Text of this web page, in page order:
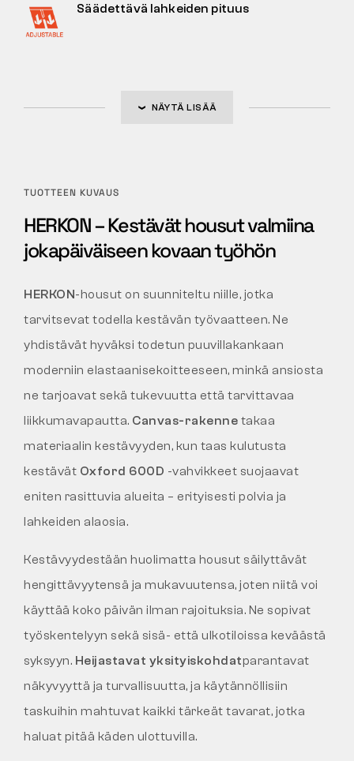
Säädettävä lahkeiden pituus
NÄYTÄ LISÄÄ
TUOTTEEN KUVAUS
HERKON – Kestävät housut valmiina
jokapäiväiseen kovaan työhön
HERKON-housut on suunniteltu niille, jotka
tarvitsevat todella kestävän työvaatteen. Ne
yhdistävät hyväksi todetun puuvillakankaan
moderniin elastaanisekoitteeseen, minkä ansiosta
ne tarjoavat sekä tukevuutta että tarvittavaa
liikkumavapautta. Canvas-rakenne takaa
materiaalin kestävyyden, kun taas kulutusta
kestävät Oxford 600D -vahvikkeet suojaavat
eniten rasittuvia alueita – erityisesti polvia ja
lahkeiden alaosia.
Kestävyydestään huolimatta housut säilyttävät
hengittävyytensä ja mukavuutensa, joten niitä voi
käyttää koko päivän ilman rajoituksia. Ne sopivat
työskentelyyn sekä sisä- että ulkotiloissa keväästä
syksyyn. Heijastavat yksityiskohdatparantavat
näkyvyyttä ja turvallisuutta, ja käytännöllisiin
taskuihin mahtuvat kaikki tärkeät tavarat, jotka
haluat pitää käden ulottuvilla.